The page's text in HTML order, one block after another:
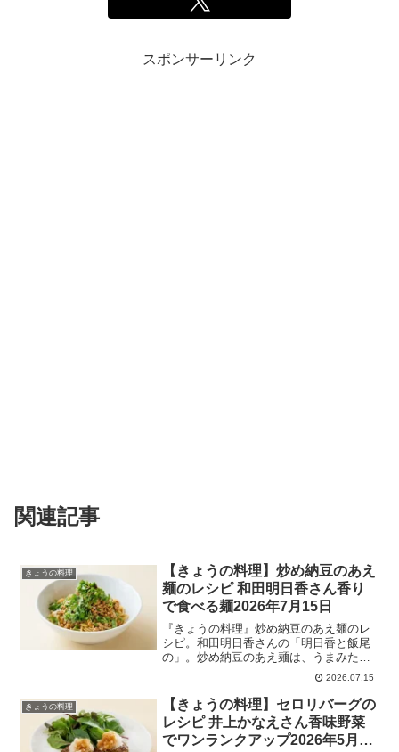
スポンサーリンク
関連記事
きょうの料理
【きょうの料理】炒め納豆のあえ
麺のレシピ 和田明日香さん香り
で食べる麺2026年7月15日
『きょうの料理』炒め納豆のあえ麺のレ
シピ。和田明日香さんの「明日香と飯尾
の」。炒め納豆のあえ麺は、うまみたっ
ぷりの香ばしい納豆そぼろに、香味野菜
の香りが加わり、奥深い味わいの和え麺
です。香りで食べる麺レシピをテーマ
に、香りをたたせるともっとおいしくな
る麺料理を伝授！2026年7月15日
2026.07.15
きょうの料理
【きょうの料理】セロリバーグの
レシピ 井上かなえさん香味野菜
でワンランクアップ2026年5月27